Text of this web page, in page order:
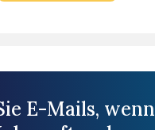
E-Mails, wenn